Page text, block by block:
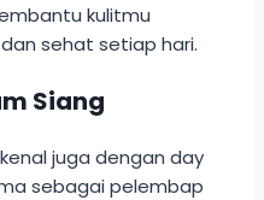
kulitmu
sehat setiap hari.
Siang
juga dengan day
sebagai pelembap